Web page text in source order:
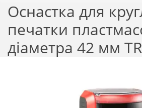
Оснастка для
печатки
діаметра 42 мм